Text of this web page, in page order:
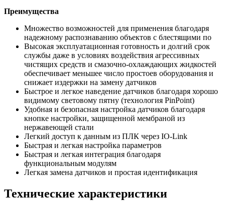
Преимущества
Множество возможностей для применения благодаря
надежному распознаванию объектов с блестящими по
Высокая эксплуатационная готовность и долгий срок
службы даже в условиях воздействия агрессивных
чистящих средств и смазочно-охлаждающих жидкостей
обеспечивает меньшее число простоев оборудования и
снижает издержки на замену датчиков
Быстрое и легкое наведение датчиков благодаря хорошо
видимому световому пятну (технология PinPoint)
Удобная и безопасная настройка датчиков благодаря
кнопке настройки, защищенной мембраной из
нержавеющей стали
Легкий доступ к данным из ПЛК через IO-Link
Быстрая и легкая настройка параметров
Быстрая и легкая интеграция благодаря
функциональным модулям
Легкая замена датчиков и простая идентификация
Технические характеристики